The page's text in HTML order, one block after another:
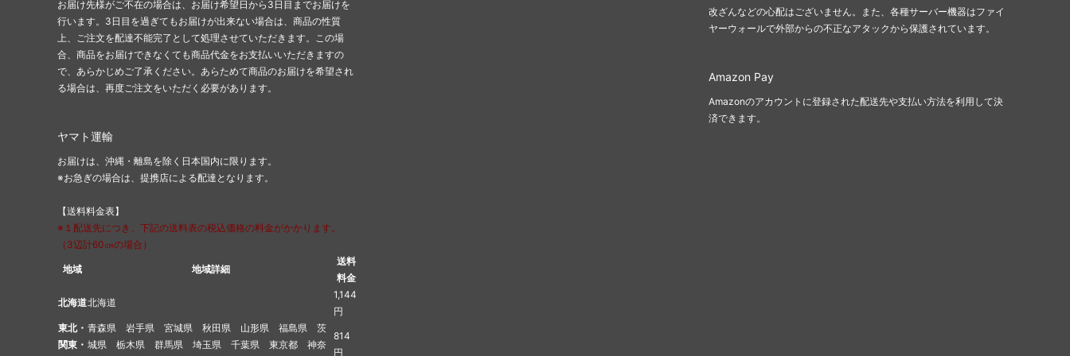
お届け先様がご不在の場合は、お届け希望日から3日目までお届けを
行います。3日目を過ぎてもお届けが出来ない場合は、商品の性質
上、ご注文を配達不能完了として処理させていただきます。この場
合、商品をお届けできなくても商品代金をお支払いいただきますの
で、あらかじめご了承ください。あらためて商品のお届けを希望され
る場合は、再度ご注文をいただく必要があります。
ヤマト運輸
お届けは、沖縄・離島を除く日本国内に限ります。
※お急ぎの場合は、提携店による配達となります。
【送料料金表】
※１配送先につき、下記の送料表の税込価格の料金がかかります。
（3辺計60㎝の場合）
地域 地域詳細
送料
料金
北海道北海道
1,144
円
東北・
関東・
青森県 岩手県 宮城県 秋田県 山形県 福島県 茨
城県 栃木県 群馬県 埼玉県 千葉県 東京都 神奈
814
円
改ざんなどの心配はございません。また、各種サーバー機器はファイ
ヤーウォールで外部からの不正なアタックから保護されています。
Amazon Pay
Amazonのアカウントに登録された配送先や支払い方法を利用して決
済できます。